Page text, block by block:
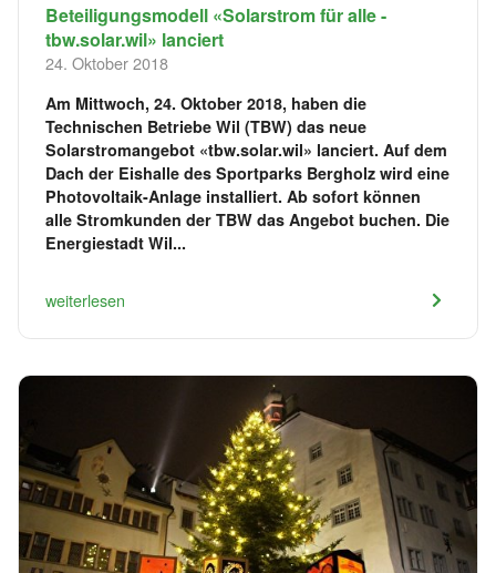
Beteiligungsmodell «Solarstrom für alle -
tbw.solar.wil» lanciert
24. Oktober 2018
Am Mittwoch, 24. Oktober 2018, haben die
Technischen Betriebe Wil (TBW) das neue
Solarstromangebot «tbw.solar.wil» lanciert. Auf dem
Dach der Eishalle des Sportparks Bergholz wird eine
Photovoltaik-Anlage installiert. Ab sofort können
alle Stromkunden der TBW das Angebot buchen. Die
Energiestadt Wil...
weiterlesen